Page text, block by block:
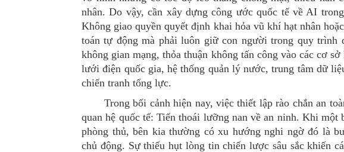
nhân. Do vậy, cần xây dựng công ước quốc tế về AI
Không giao quyền quyết định khai hỏa vũ khí hạt nhân
toán tự động mà phảiluôn giữ con người trong quy trình
không gian mạng, thỏa thuận không tấn công vào các cơ
lưới điện quốc gia, hệ thống quản lý nước, trung tâm dữ
chiến tranh tổng lực.
Trong bối cảnh hiện nay, việc thiết lập rào chắn an
quan hệ quốc tế: Tiến thoái lưỡng nan về an ninh. Khi một
phòng thủ, bên kia thường có xu hướng nghi ngờ đó là
chủ động. Sự thiếu hụt lòng tin chiến lược sâu sắc khiến